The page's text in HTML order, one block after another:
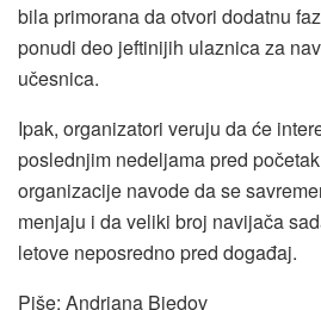
bila primorana da otvori dodatnu
ponudi deo jeftinijih ulaznica za
učesnica.
Ipak, organizatori veruju da će
poslednjim nedeljama pred
organizacije navode da se
menjaju i da veliki broj navijača
letove neposredno pred događaj.
Piše: Andriana Bjedov